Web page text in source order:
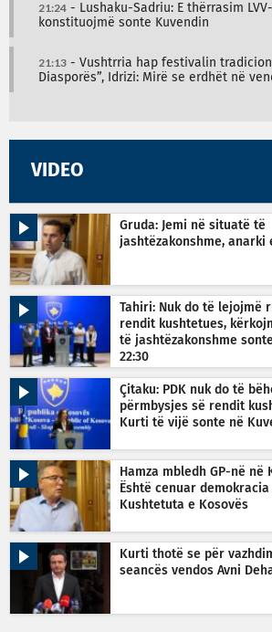
21:24 - Lushaku-Sadriu: E thërrasim
konstituojmë sonte Kuvendin
21:13 - Vushtrria hap festivalin
Diasporës”, Idrizi: Mirë se erdhët në
VIDEO
Gruda: Jemi në situatë të
jashtëzakonshme, anarki
Tahiri: Nuk do të lejojmë
rendit kushtetues,
të jashtëzakonshme
22:30
Çitaku: PDK nuk do të
përmbysjes së rendit
Kurti të vijë sonte në
Hamza mbledh GP-në në
Është cenuar demokracia
Kushtetuta e Kosovës
Kurti thotë se për
seancës vendos Avni